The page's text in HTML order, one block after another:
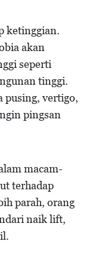
ketinggian.
akan
seperti
tinggi.
pusing, vertigo,
pingsan
macam-
terhadap
parah, orang
naik lift,